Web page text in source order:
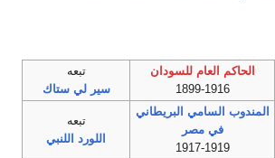
الحاكم العام للسودان
1899-1916
تبعه
سير لي ستاك
المندوب السامي البريطاني
في مصر
1917-1919
تبعه
اللورد اللنبي